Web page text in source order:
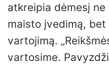
atkreipia dėmesį
maisto įvedimą,
vartojimą.
vartosime.